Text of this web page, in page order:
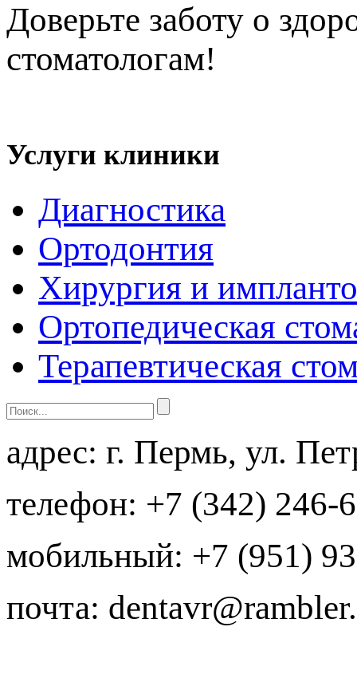
Доверьте заботу о
стоматологам!
Услуги клиники
Диагностика
Ортодонтия
Хирургия и
Ортопедическая
Терапевтическая
адрес: г. Пермь, ул.
телефон: +7 (342) 246-
мобильный: +7 (951)
почта: